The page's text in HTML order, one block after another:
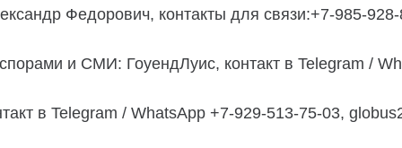
Федорович, контакты для связи:+7-985-
и СМИ: ГоуендЛуис, контакт в Telegram /
в Telegram / WhatsApp +7-929-513-75-03,